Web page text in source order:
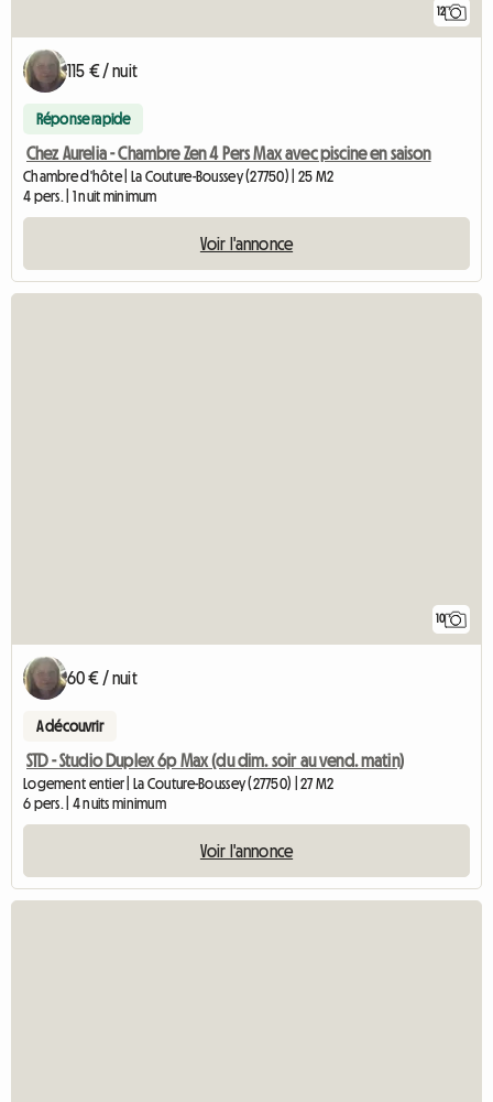
12
115 € / nuit
Réponse rapide
Chez Aurelia - Chambre Zen 4 Pers Max avec piscine en saison
Chambre d'hôte | La Couture-Boussey (27750) | 25 M2
4 pers. | 1 nuit minimum
Voir l'annonce
10
60 € / nuit
A découvrir
STD - Studio Duplex 6p Max (du dim. soir au vend. matin)
Logement entier | La Couture-Boussey (27750) | 27 M2
6 pers. | 4 nuits minimum
Voir l'annonce